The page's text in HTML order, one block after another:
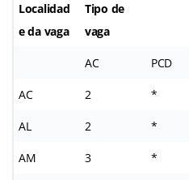
Localidad
e da vaga
Tipo de
vaga
AC PCD
AC 2 *
AL 2 *
AM 3 *